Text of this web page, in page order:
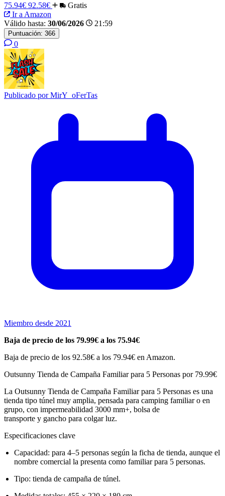
75.94€ 92.58€
Gratis
Ir a Amazon
Válido hasta: 30/06/2026 21:59
Puntuación: 366
0
Publicado porMirY_oFerTas
Miembro desde 2021
Baja de precio de los 79.99€ a los 75.94€
Baja de precio de los 92.58€ a los 79.94€ en Amazon.
Outsunny Tienda de Campaña Familiar para 5 Personas por 79.99€
La Outsunny Tienda de Campaña Familiar para 5 Personas es una
tienda tipo túnel muy amplia, pensada para camping familiar o en
grupo, con impermeabilidad 3000 mm+, bolsa de
transporte y gancho para colgar luz.
Especificaciones clave
Capacidad: para 4–5 personas según la ficha de tienda, aunque el
nombre comercial la presenta como familiar para 5 personas.
Tipo: tienda de campaña de túnel.